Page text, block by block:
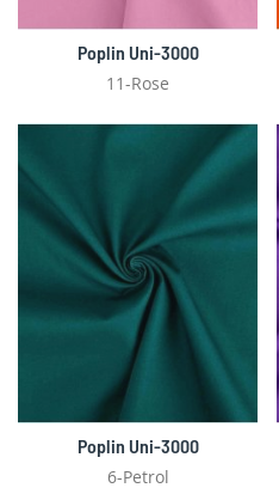
Poplin Uni-3000
11-Rose
Poplin Uni-3000
6-Petrol